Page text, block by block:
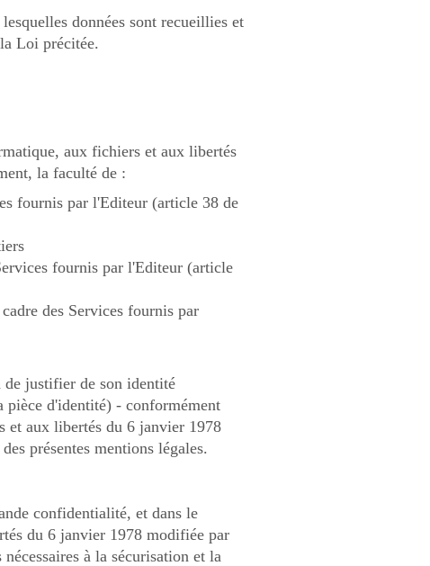
données sont recueillies et
Loi précitée.
aux fichiers et aux libertés
la faculté de :
fournis par l'Editeur (article 38 de
fournis par l'Editeur (article
des Services fournis par
justifier de son identité
pièce d'identité) - conformément
et aux libertés du 6 janvier 1978
présentes mentions légales.
confidentialité, et dans le
du 6 janvier 1978 modifiée par
à la sécurisation et la